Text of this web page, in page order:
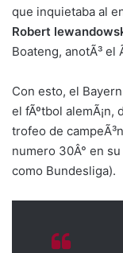
que inquietaba al
Robert
Boateng, anotÃ³ el
Con esto, el
el fÃºtbol
trofeo de
numero 30Â° en
como Bundesliga).